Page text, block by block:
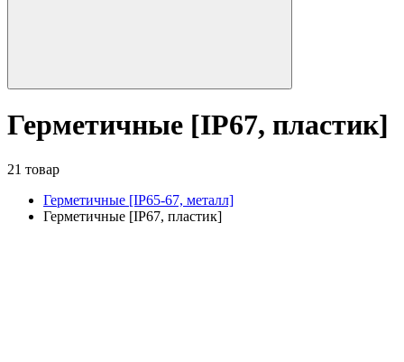
Герметичные [IP67, пластик]
21 товар
Герметичные [IP65-67, металл]
Герметичные [IP67, пластик]